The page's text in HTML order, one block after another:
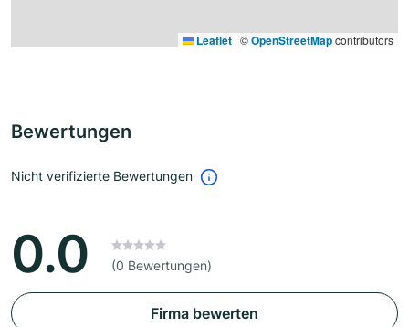
Leaflet | ©OpenStreetMapcontributors
Bewertungen
Nicht verifizierte Bewertungen
0.0 (0 Bewertungen)
Firma bewerten